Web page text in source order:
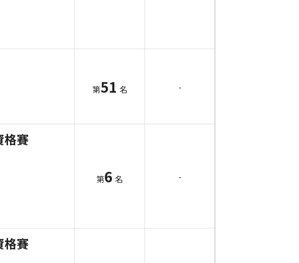
第51 名 -
格賽
第6 名 -
格賽